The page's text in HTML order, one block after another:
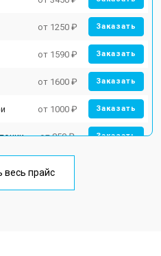
от 1250 ₽ Заказать
от 1590 ₽ Заказать
от 1600 ₽ Заказать
от 1000 ₽ Заказать
от 850 ₽ Заказать
от 2000 ₽
весь прайс